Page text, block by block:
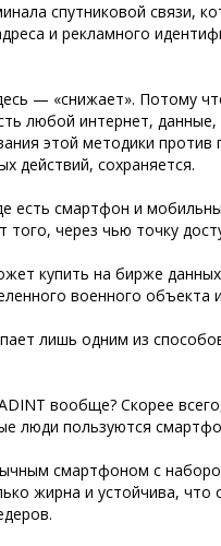
спутниковой связи,
и рекламного
— «снижает». Потому
любой интернет,
этой методики
действий, сохраняется.
есть смартфон и
того, через чью точку
купить на бирже
военного объекта
лишь одним из
вообще? Скорее
люди пользуются
смартфоном с
жирна и устойчива,